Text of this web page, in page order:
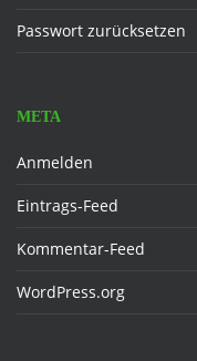
Passwort zurücksetzen
META
Anmelden
Eintrags-Feed
Kommentar-Feed
WordPress.org